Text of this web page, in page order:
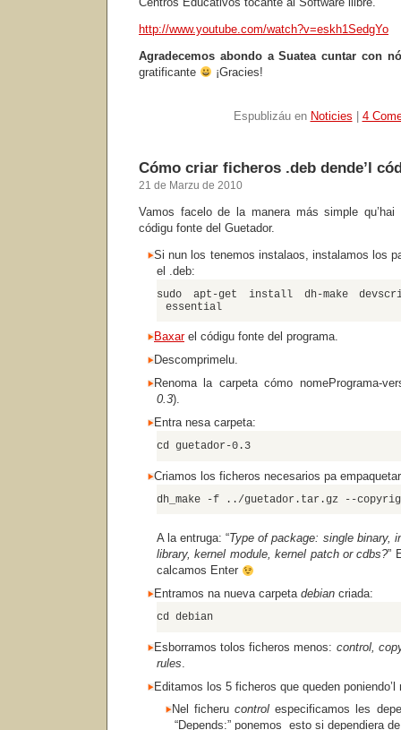
http://www.youtube.com/watch?v=eskh1SedgYo
Agradecemos abondo a Suatea cuntar con
gratificante
¡Gracies!
Espublizáu en Noticies 4
Cómo criar ficheros .deb dende’l
21 de Marzu de 2010
Vamos facelo de la manera más simple qu’hai
códigu fonte del Guetador.
Si nun los tenemos instalaos, instalamos los
el .deb:
sudo apt-get install dh-make
essential
Baxarel códigu fonte del programa.
Descomprimelu.
Renoma la carpeta cómo nomePrograma-
0.3).
Entra nesa carpeta:
cd guetador-0.3
Criamos los ficheros necesarios pa
dh_make -f ../guetador.tar.gz --
A la entruga: “Type of package: single binary,
library, kernel module, kernel patch or cdbs?”
calcamos Enter
Entramos na nueva carpeta debian criada:
cd debian
Esborramos tolos ficheros menos: control,
rules
Editamos los 5 ficheros que queden
Nel ficherucontrolespecificamos les
“Depends:” ponemos esto si dependiera